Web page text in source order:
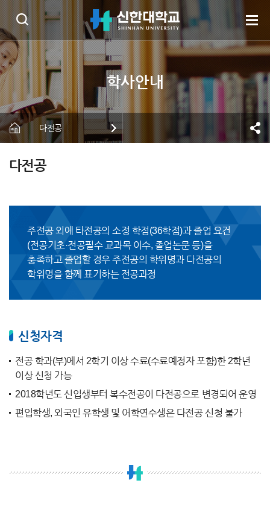
다전공
다전공
주전공 외에 타전공의 소정 학점(36학점)과 졸업 요건
(전공기초·전공필수 교과목 이수, 졸업논문 등)을
충족하고 졸업할 경우 주전공의 학위명과 다전공의
학위명을 함께 표기하는 전공과정
신청자격
전공 학과(부)에서 2학기 이상 수료(수료예정자 포함)한 2학년
이상 신청 가능
2018학년도 신입생부터 복수전공이 다전공으로 변경되어 운영
편입학생, 외국인 유학생 및 어학연수생은 다전공 신청 불가